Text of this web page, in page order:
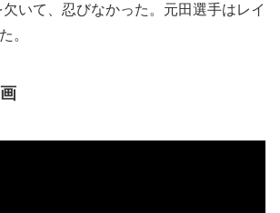
いて、忍びなかった。元田選手はレイ
。